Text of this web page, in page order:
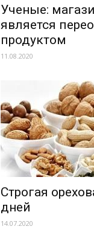
Ученые:
является
продуктом
11.08.2020
Строгая
дней
14.07.2020